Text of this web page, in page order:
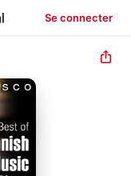
Se connecter